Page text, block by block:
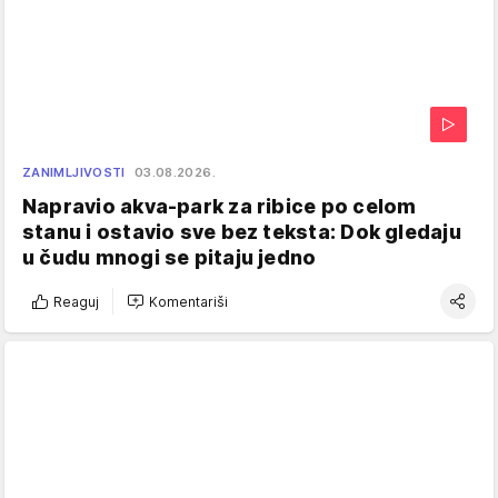
ZANIMLJIVOSTI 03.08.2026.
Napravio akva-park za ribice po celom
stanu i ostavio sve bez teksta: Dok gledaju
u čudu mnogi se pitaju jedno
Reaguj Komentariši